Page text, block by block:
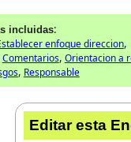
incluidas:
enfoque direccion,
Comentarios, Orientacion a
, Responsable
Editar esta